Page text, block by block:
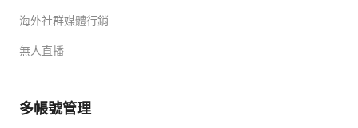
海外社群媒體行銷
無人直播
多帳號管理